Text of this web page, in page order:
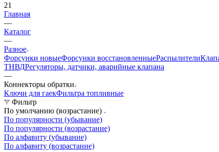
21
Главная
—
Каталог
—
Разное
Форсунки новыеФорсунки восстановленныеРаспылители
ТНВДРегуляторы, датчики, аварийные клапана
—
Коннекторы обратки
Ключи для гаекФильтра топливные
Фильтр
По умолчанию (возрастание)
По популярности (убывание)
По популярности (возрастание)
По алфавиту (убывание)
По алфавиту (возрастание)